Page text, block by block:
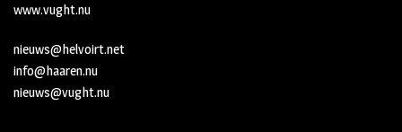
www.vught.nu
nieuws@helvoirt.net
info@haaren.nu
nieuws@vught.nu